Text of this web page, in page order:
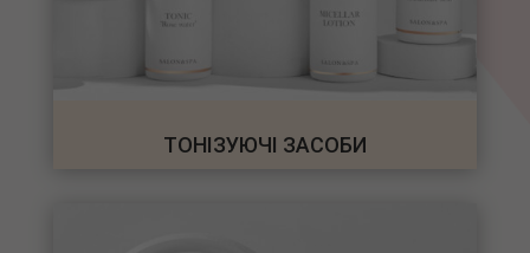
ТОНІЗУЮЧІ ЗАСОБИ